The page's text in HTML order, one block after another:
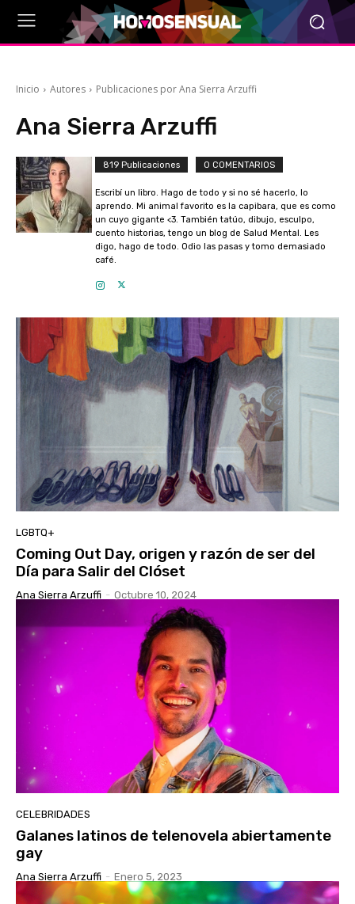
Inicio Autores Publicaciones por Ana Sierra Arzuffi
Ana Sierra Arzuffi
819 Publicaciones 0 COMENTARIOS
Escribí un libro. Hago de todo y si no sé hacerlo, lo
aprendo. Mi animal favorito es la capibara, que es como
un cuyo gigante <3. También tatúo, dibujo, esculpo,
cuento historias, tengo un blog de Salud Mental. Les
digo, hago de todo. Odio las pasas y tomo demasiado
café.
LGBTQ+
Coming Out Day, origen y razón de ser del
Día para Salir del Clóset
Ana Sierra Arzuffi - Octubre 10, 2024
CELEBRIDADES
Galanes latinos de telenovela abiertamente
gay
Ana Sierra Arzuffi - Enero 5, 2023